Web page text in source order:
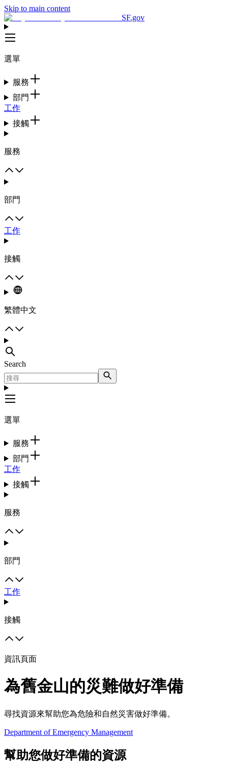
Skip to main content
SF.gov
選單
服務
部門
工作
接觸
服務
部門
工作
接觸
繁體中文
Search
選單
服務
部門
工作
接觸
服務
部門
工作
接觸
資訊頁面
為舊金山的災難做好準備
尋找資源來幫助您為危險和自然災害做好準備。
Department of Emergency Management
幫助您做好準備的資源